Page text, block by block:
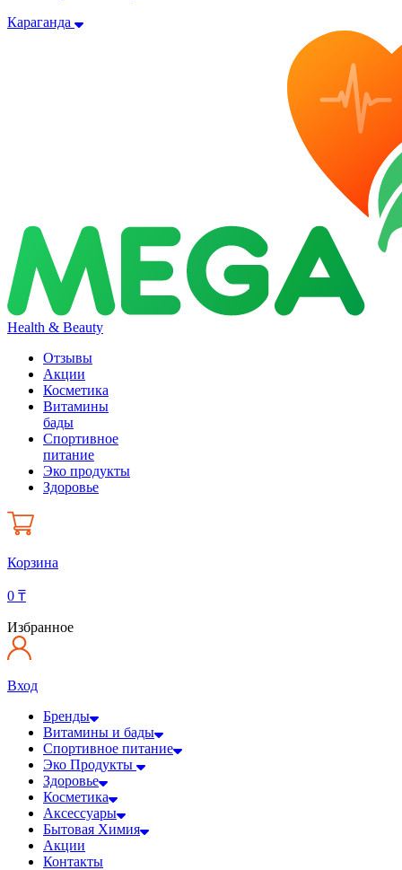
Караганда
Health & Beauty
Отзывы
Акции
Косметика
Витамины
бады
Спортивное
питание
Эко продукты
Здоровье
Корзина
0 ₸
Избранное
Вход
Бренды
Витамины и бады
Спортивное питание
Эко Продукты
Здоровье
Косметика
Аксессуары
Бытовая Химия
Акции
Контакты